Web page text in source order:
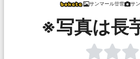
サンマール廿世 サ
※写真は長